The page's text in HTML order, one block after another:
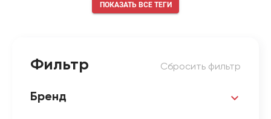
ПОКАЗАТЬ ВСЕ ТЕГИ
Фильтр Сбросить фильтр
Бренд